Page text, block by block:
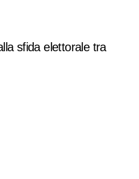
sfida elettorale tra